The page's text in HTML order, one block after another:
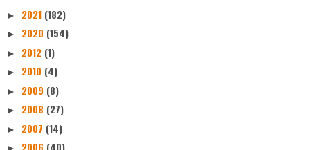
► 2021 (182)
► 2020 (154)
► 2012 (1)
► 2010 (4)
► 2009 (8)
► 2008 (27)
► 2007 (14)
2006 (40)